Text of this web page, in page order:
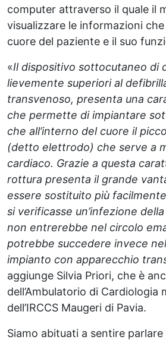
computer attraverso il quale il
visualizzare le informazioni
cuore del paziente e il suo
«Il dispositivo sottocutaneo di
lievemente superiori al
transvenoso, presenta una
che permette di impiantare
che all’interno del cuore il
(detto elettrodo) che serve a
cardiaco. Grazie a questa
rottura presenta il grande
essere sostituito più
si verificasse un’infezione
non entrerebbe nel circolo
potrebbe succedere invece
impianto con apparecchio
aggiunge Silvia Priori, che è
dell’Ambulatorio di Cardiologia
dell’IRCCS Maugeri di Pavia.
Siamo abituati a sentire parlare